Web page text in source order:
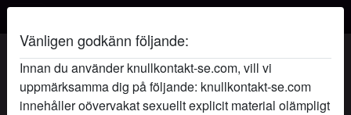
Vänligen godkänn följande:
Innan du använder knullkontakt-se.com, vill vi
uppmärksamma dig på följande: knullkontakt-se.com
innehåller oövervakat sexuellt explicit material olämpligt
Karinabus's profil